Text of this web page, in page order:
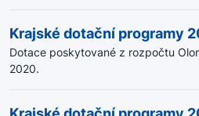
Krajské dotační programy
Dotace poskytované z rozpočtu
2020.